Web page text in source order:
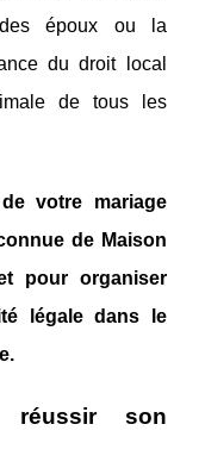
époux ou la
du droit local
de tous les
votre mariage
de Maison
pour organiser
légale dans le
réussir son